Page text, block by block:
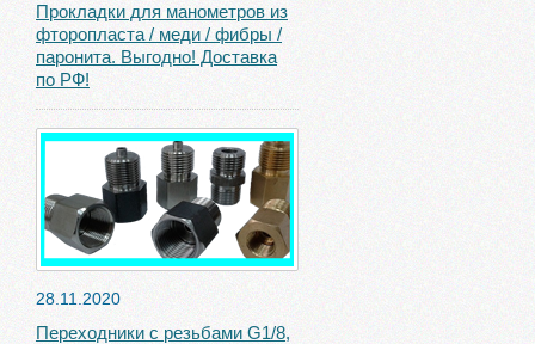
Прокладки для манометров из
фторопласта / меди / фибры /
паронита. Выгодно! Доставка
по РФ!
28.11.2020
Переходники с резьбами G1/8,